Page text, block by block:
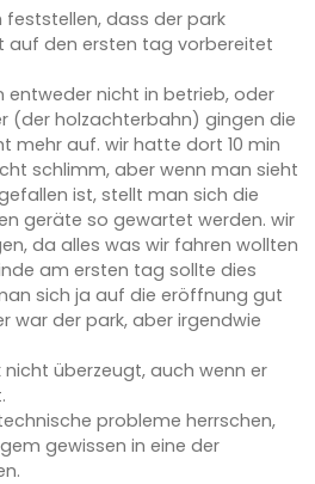
dass der park
auf den ersten tag vorbereitet
entweder nicht in betrieb, oder
(der holzachterbahn) gingen die
mehr auf. wir hatte dort 10 min
schlimm, aber wenn man sieht
ist, stellt man sich die
geräte so gewartet werden. wir
da alles was wir fahren wollten
am ersten tag sollte dies
sich ja auf die eröffnung gut
war der park, aber irgendwie
überzeugt, auch wenn er
probleme herrschen,
gewissen in eine der